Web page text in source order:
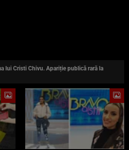
lui Cristi Chivu. Apariție publică rară la